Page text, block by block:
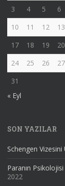
3
4 5 6
10
11 12 13
17
18 19 20
24
25 26 27
31
« Eyl
SON YAZILAR
Schengen Vizesini
Paranın
2022